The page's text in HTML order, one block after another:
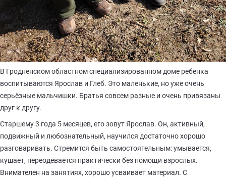
В Гродненском областном специализированном доме ребенка
воспитываются Ярослав и Глеб. Это маленькие, но уже очень
серьёзные мальчишки. Братья совсем разные и очень привязаны
друг к другу.
Старшему 3 года 5 месяцев, его зовут Ярослав. Он, активный,
подвижный и любознательный, научился достаточно хорошо
разговаривать. Стремится быть самостоятельным: умывается,
кушает, переодевается практически без помощи взрослых.
Внимателен на занятиях, хорошо усваивает материал. С